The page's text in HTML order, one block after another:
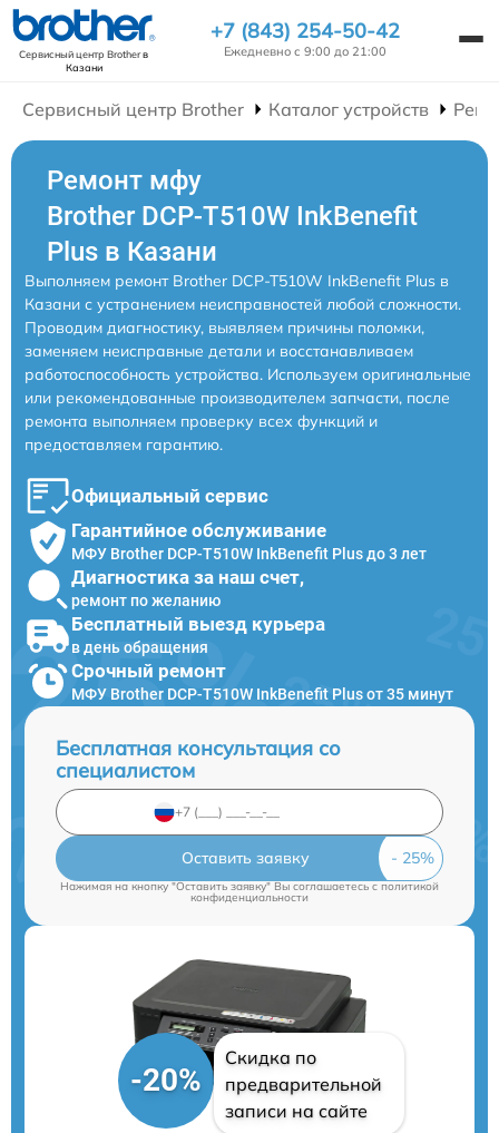
Сервисный центр Brotherв
Казани
+7 (843) 254-50-42
Ежедневно с 9:00 до 21:00
Сервисный центр Brother Каталог устройств
Ремонт мфу
Brother DCP-T510W InkBenefit
Plus в Казани
Выполняем ремонт Brother DCP-T510W InkBenefit Plus в
Казани с устранением неисправностей любой сложности.
Проводим диагностику, выявляем причины поломки,
заменяем неисправные детали и восстанавливаем
работоспособность устройства. Используем оригинальные
или рекомендованные производителем запчасти, после
ремонта выполняем проверку всех функций и
предоставляем гарантию.
Официальный сервис
Гарантийное обслуживание
МФУ Brother DCP-T510W InkBenefit Plus до 3 лет
Диагностика за наш счет,
ремонт по желанию
Бесплатный выезд курьера
в день обращения
Срочный ремонт
МФУ Brother DCP-T510W InkBenefit Plus от 35 минут
Бесплатная консультация со
специалистом
Оставить заявку
Нажимая на кнопку "Оставить заявку" Вы соглашаетесь cполитикой
конфиденциальности
-20%
Скидка по
предварительной
записи на сайте